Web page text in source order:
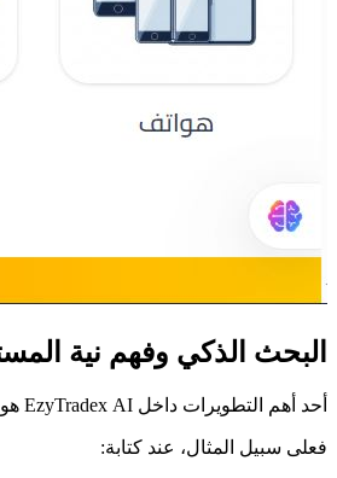
البحث الذكي وفهم نية
أحد أهم التطويرات داخل EzyTradex AI هو قدرة DEX على فهم نية المستخدم، وليس فقط الكلمات المكتوبة.
فعلى سبيل المثال، عند كتابة: